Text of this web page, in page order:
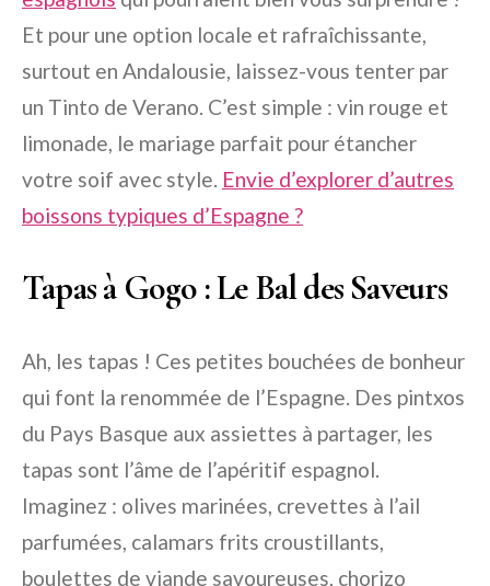
Et pour une option locale et rafraîchissante,
surtout en Andalousie, laissez-vous tenter par
un Tinto de Verano. C’est simple : vin rouge et
limonade, le mariage parfait pour étancher
votre soif avec style. Envie d’explorer d’autres
boissons typiques d’Espagne ?
Tapas à Gogo : Le Bal des Saveurs
Ah, les tapas ! Ces petites bouchées de bonheur
qui font la renommée de l’Espagne. Des pintxos
du Pays Basque aux assiettes à partager, les
tapas sont l’âme de l’apéritif espagnol.
Imaginez : olives marinées, crevettes à l’ail
parfumées, calamars frits croustillants,
boulettes de viande savoureuses, chorizo